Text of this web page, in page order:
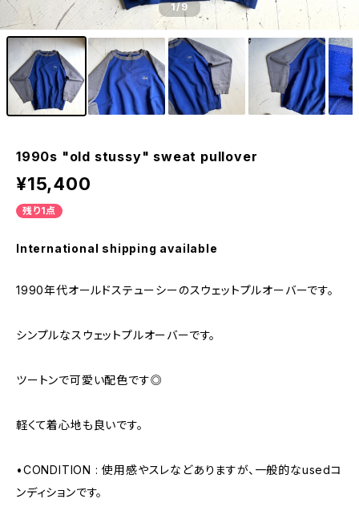
1/9
1990s "old stussy" sweat pullover
¥15,400
残り1点
International shipping available
1990年代オールドステューシーのスウェットプルオーバーです。
シンプルなスウェットプルオーバーです。
ツートンで可愛い配色です◎
軽くて着心地も良いです。
•CONDITION : 使用感やスレなどありますが、一般的なusedコ
ンディションです。